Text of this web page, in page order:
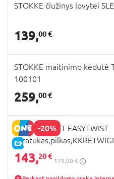
STOKKE čiužinys lovytei
139,00 €
STOKKE maitinimo kėdutė
100101
259,00 €
-20%
E-KAINA
KINDERKRAFT EASYTWIST
143,20 €
179,00 €